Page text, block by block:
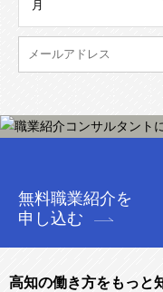
無料職業紹介を
申し込む
高知の働き方をもっと